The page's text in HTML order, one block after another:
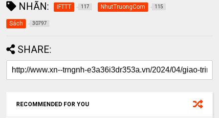
NHÃN: IFTTT 117 NhutTruongCom 115
Sách 30797
SHARE:
RECOMMENDED FOR YOU